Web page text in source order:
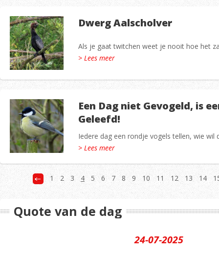
Dwerg Aalscholver
Als je gaat twitchen weet je nooit hoe het
> Lees meer
Een Dag niet Gevogeld, is
Geleefd!
Iedere dag een rondje vogels tellen, wie wil
> Lees meer
1 2 3 4 5 6 7 8 9 10 11 12 13 14
Quote van de dag
24-07-2025